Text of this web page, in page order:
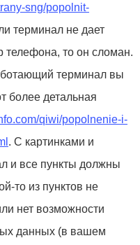
sng/popolnit-
терминал не дает
телефона, то он сломан.
терминал вы
более детальная
qiwi/popolnenie-i-
. С картинками и
и все пункты должны
то из пунктов не
нет возможности
данных (в вашем